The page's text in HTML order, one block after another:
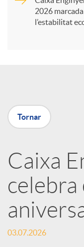
a
a
r
x
2026
l’estabilitat
Tornar
Caixa
celebra
03.07.2026